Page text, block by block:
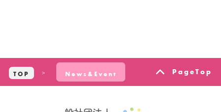
TOP News&Event PageTop